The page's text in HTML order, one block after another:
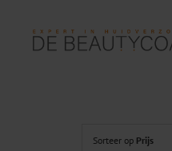
inhoud
Sorteer op Prijs